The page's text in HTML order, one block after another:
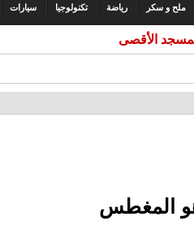
ملح و سكر رياضة تكنولوجيا سيارات
المغطس